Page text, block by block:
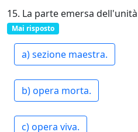
15. La parte emersa
Mai risposto
a) sezione maestra.
b) opera morta.
c) opera viva.